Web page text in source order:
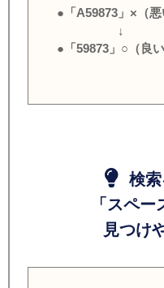
●「A59873」×（悪
↓
●「59873」○（良い
検索
「スペ
見つけや